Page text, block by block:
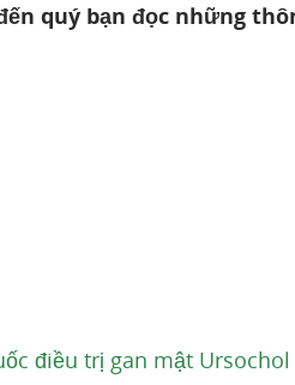
quý bạn đọc những
điều trị gan mật